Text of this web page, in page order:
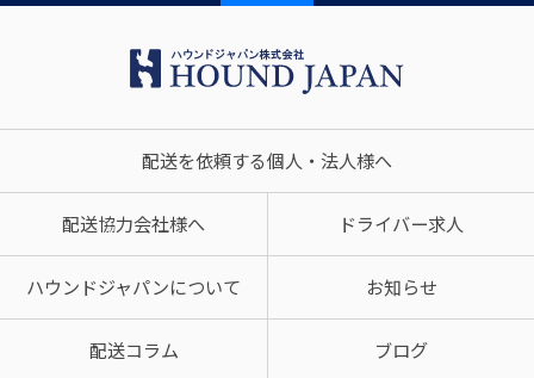
配送を依頼する個人・法人様へ
配送協力会社様へ ドライバー求人
ハウンドジャパンについて お知らせ
配送コラム ブログ